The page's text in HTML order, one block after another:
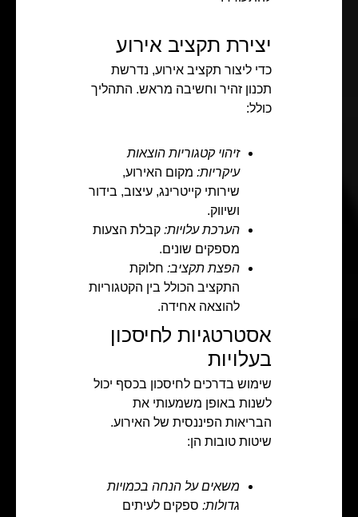
יצירת תקציב אירוע
כדי ליצור תקציב אירוע, נדרשת
תכנון זהיר וחשיבה מראש. התהליך
כולל:
זיהוי קטגוריות הוצאות
עיקריות: מקום האירוע,
שירותי קייטרינג, עיצוב, בידור
ושיווק.
הערכת עלויות: קבלת הצעות
מספקים שונים.
הפצת תקציב: חלוקת
התקציב הכולל בין הקטגוריות
להוצאה אחידה.
אסטרטגיות לחיסכון
בעלויות
שימוש בדרכים לחיסכון בכסף יכול
לשנות באופן משמעותי את
הבריאות הפיננסית של האירוע.
שיטות טובות הן:
משאים על הנחה בכמויות
גדולות: ספקים לעיתים